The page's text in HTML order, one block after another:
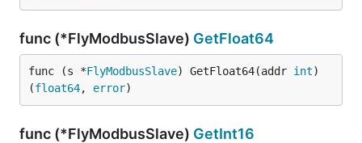
func (*FlyModbusSlave) GetFloat64
func (s *FlyModbusSlave) GetFloat64(addr int)
(float64, error)
func (*FlyModbusSlave) GetInt16